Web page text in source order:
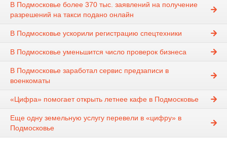
В Подмосковье более 370 тыс. заявлений на получение
разрешений на такси подано онлайн
В Подмосковье ускорили регистрацию спецтехники
В Подмосковье уменьшится число проверок бизнеса
В Подмосковье заработал сервис предзаписи в
военкоматы
«Цифра» помогает открыть летнее кафе в Подмосковье
Еще одну земельную услугу перевели в «цифру» в
Подмосковье